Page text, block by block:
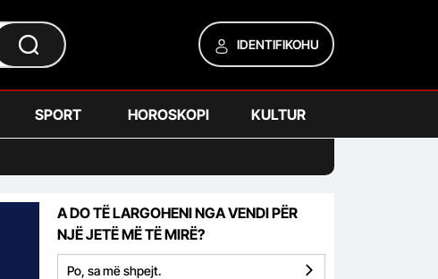
IDENTIFIKOHU
SPORT HOROSKOPI KULTUR
A DO TË LARGOHENI NGA VENDI PËR
NJË JETË MË TË MIRË?
Po, sa më shpejt.